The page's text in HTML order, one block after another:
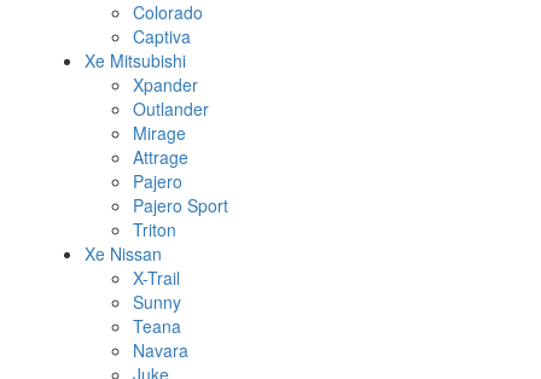
Colorado
Captiva
Xe Mitsubishi
Xpander
Outlander
Mirage
Attrage
Pajero
Pajero Sport
Triton
Xe Nissan
X-Trail
Sunny
Teana
Navara